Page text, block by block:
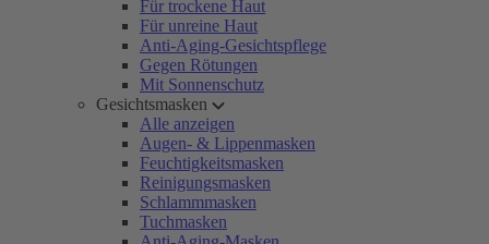
Für trockene Haut
Für unreine Haut
Anti-Aging-Gesichtspflege
Gegen Rötungen
Mit Sonnenschutz
Gesichtsmasken
Alle anzeigen
Augen- & Lippenmasken
Feuchtigkeitsmasken
Reinigungsmasken
Schlammmasken
Tuchmasken